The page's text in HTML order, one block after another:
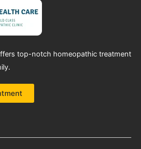
top-notch homeopathic treatment